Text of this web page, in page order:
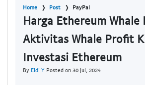
Home Post PayPal
Harga Ethereum Whale
Aktivitas Whale Profit
Investasi Ethereum
By Eldi Y Posted on 30 Jul, 2024